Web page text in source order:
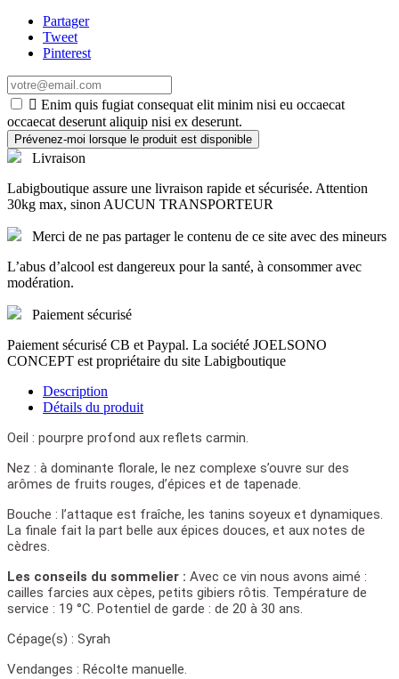
Partager
Tweet
Pinterest
 Enim quis fugiat consequat elit minim nisi eu occaecat
occaecat deserunt aliquip nisi ex deserunt.
Prévenez-moi lorsque le produit est disponible
Livraison
Labigboutique assure une livraison rapide et sécurisée. Attention
30kg max, sinon AUCUN TRANSPORTEUR
Merci de ne pas partager le contenu de ce site avec des mineurs
L’abus d’alcool est dangereux pour la santé, à consommer avec
modération.
Paiement sécurisé
Paiement sécurisé CB et Paypal. La société JOELSONO
CONCEPT est propriétaire du site Labigboutique
Description
Détails du produit
Oeil : pourpre profond aux reflets carmin.
Nez : à dominante florale, le nez complexe s’ouvre sur des
arômes de fruits rouges, d’épices et de tapenade.
Bouche : l’attaque est fraîche, les tanins soyeux et dynamiques.
La finale fait la part belle aux épices douces, et aux notes de
cèdres.
Les conseils du sommelier : Avec ce vin nous avons aimé :
cailles farcies aux cèpes, petits gibiers rôtis. Température de
service : 19 °C. Potentiel de garde : de 20 à 30 ans.
Cépage(s) : Syrah
Vendanges : Récolte manuelle.